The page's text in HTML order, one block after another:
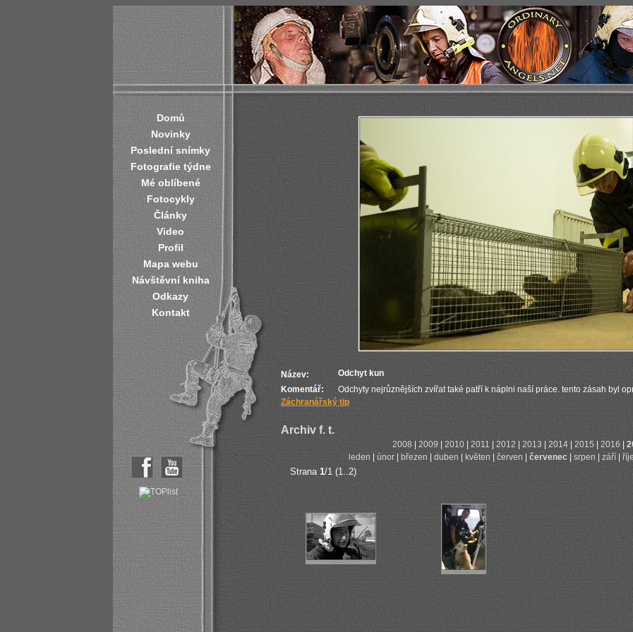
Domů
Novinky
Poslední snímky
Fotografie týdne
Mé oblíbené
Fotocykly
Články
Video
Profil
Mapa webu
Návštěvní kniha
Odkazy
Kontakt
Název:
Odchyt kun
Komentář:
Odchyty nejrůznějších zvířat také patří k náplni naší práce. tento zásah byl
Záchranářský tip
Archiv f. t.
2008 2009 2010| 2011 2012 2013 2014| 2015 2016
leden
únor březen duben květen červen červenec srpen září
Strana 1/1 (1..2)